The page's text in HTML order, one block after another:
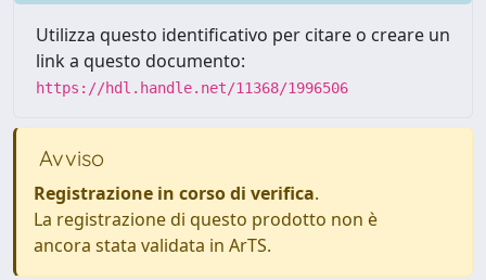
Utilizza questo identificativo per citare o creare un
link a questo documento:
https://hdl.handle.net/11368/1996506
Avviso
Registrazione in corso di verifica.
La registrazione di questo prodotto non è
ancora stata validata in ArTS.